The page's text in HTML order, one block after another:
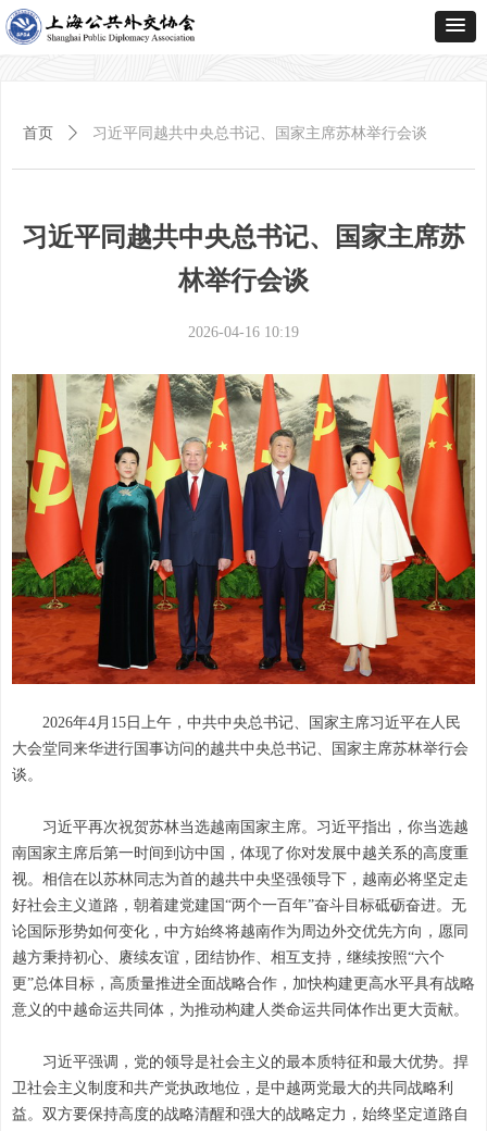
习近平同越共中央总书记、国家主席苏
林举行会谈
2026年4月15日上午，中共中央总书记、国家主席习近平在人民
大会堂同来华进行国事访问的越共中央总书记、国家主席苏林举行会
谈。
习近平再次祝贺苏林当选越南国家主席。习近平指出，你当选越
南国家主席后第一时间到访中国，体现了你对发展中越关系的高度重
视。相信在以苏林同志为首的越共中央坚强领导下，越南必将坚定走
好社会主义道路，朝着建党建国“两个一百年”奋斗目标砥砺奋进。无
论国际形势如何变化，中方始终将越南作为周边外交优先方向，愿同
越方秉持初心、赓续友谊，团结协作、相互支持，继续按照“六个
更”总体目标，高质量推进全面战略合作，加快构建更高水平具有战略
意义的中越命运共同体，为推动构建人类命运共同体作出更大贡献。
习近平强调，党的领导是社会主义的最本质特征和最大优势。捍
卫社会主义制度和共产党执政地位，是中越两党最大的共同战略利
益。双方要保持高度的战略清醒和强大的战略定力，始终坚定道路自
首页 ꄲ 习近平同越共中央总书记、国家主席苏林举行会谈
2026-04-16 10:19